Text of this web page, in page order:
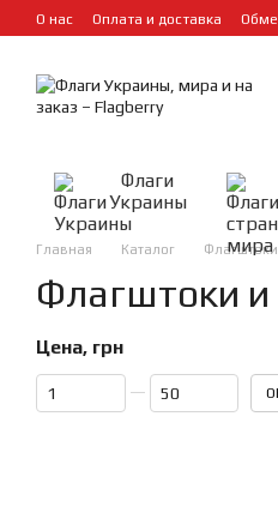
Перейти к основному контенту
О нас Оплата и доставка
Флаги
Украины
Главная Каталог Флагштоки
Флагштоки и
Цена, грн